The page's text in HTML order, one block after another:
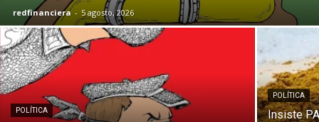
redfinanciera - 5 agosto, 2026
POLÍTICA
POLÍTICA
Insiste